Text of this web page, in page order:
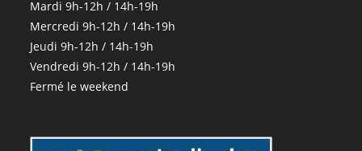
Mardi 9h-12h / 14h-19h
Mercredi 9h-12h / 14h-19h
Jeudi 9h-12h / 14h-19h
Vendredi 9h-12h / 14h-19h
Fermé le weekend